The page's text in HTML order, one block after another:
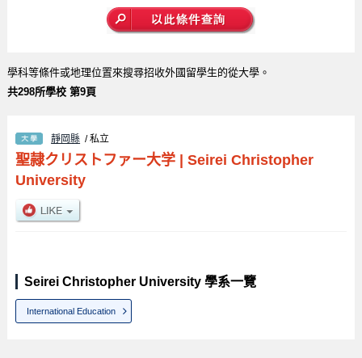
學科等條件或地理位置來搜尋招收外國留學生的從大學。
共298所學校 第9頁
靜岡縣 / 私立
聖隷クリストファー大学| Seirei Christopher
University
Seirei Christopher University 學系一覽
International Education